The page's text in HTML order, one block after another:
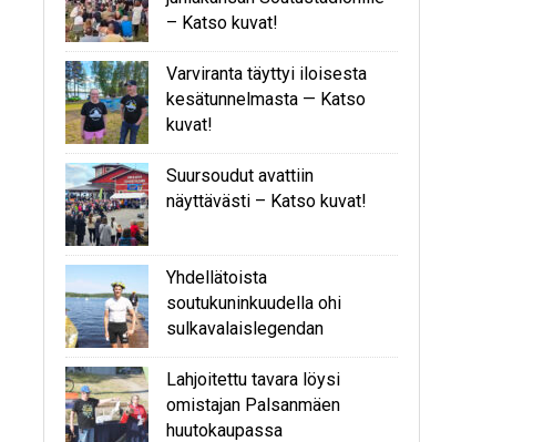
– Katso kuvat!
Varviranta täyttyi iloisesta
kesätunnelmasta — Katso
kuvat!
Suursoudut avattiin
näyttävästi – Katso kuvat!
Yhdellätoista
soutukuninkuudella ohi
sulkavalaislegendan
Lahjoitettu tavara löysi
omistajan Palsanmäen
huutokaupassa